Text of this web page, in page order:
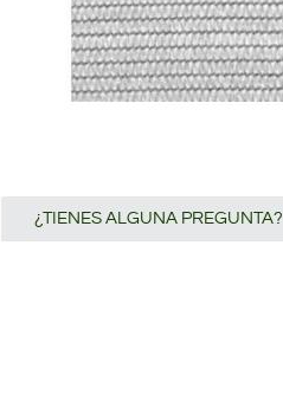
¿TIENES ALGUNA PREGUNTA?